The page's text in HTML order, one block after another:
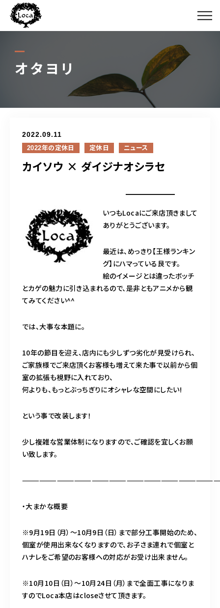
オタヨリ
2022.09.11
2022年の定休日 定休日 ニュース
カイソウ × ダイジナオシラセ
いつもLocaにご来店頂きまして
ありがとうございます。
最近は、めっきり【王様ランキン
グ】にハマっている艮です。
絵のイメージとは違ったボッチ
とカゲの魅力に引き込まれるので、是非ともアニメから観
てみてください^^
では、大事な本題に。
10年の節目を迎え、店内にも少しずつ劣化が見受けられ、
ご家族様でご来店頂くお客様も増えて来た事で以前から個
室の拡張も視野に入れており、
何よりも、もっとぶっちぎりにオシャレな空間にしたい!
という事で改装します！
少し複雑な営業体制になりますので、ご確認を宜しくお願
い致します。
・大まかな概要
※9月19日（月）～10月9日（日）まで部分工事開始のため、
個室が使用出来なくなりますので、お子さま連れで個室と
ハナレをご希望のお客様への対応がお受け出来ません。
※10月10日（日）～10月24日（月）まで全面工事になりま
すのでLoca本店はcloseさせて頂きます。
ボクタチ
カミガタ
オタヨリ
ミチシルベ
ルイーダノサカバ
0745-46-1117
ヨヤク